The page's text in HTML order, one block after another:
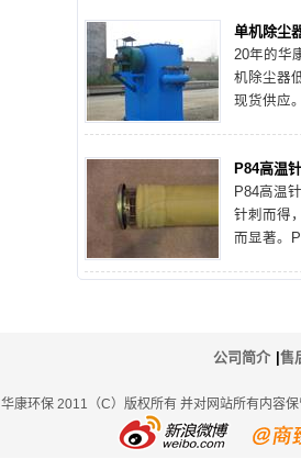
净化、粉
刺毡除尘
定。
单机除尘
20年的华
机除尘器
现货供应
格
P84高温
P84高温
针刺而得
而显著。
性质的含
化。
公司简介 售
华康环保 2011（C）版权所有 并对网站所有内容